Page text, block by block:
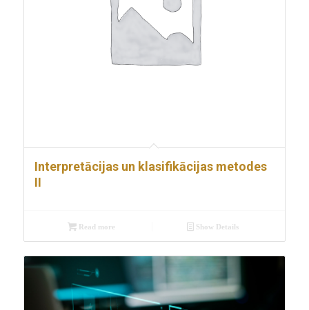
Interpretācijas un klasifikācijas metodes
II
Read more Show Details